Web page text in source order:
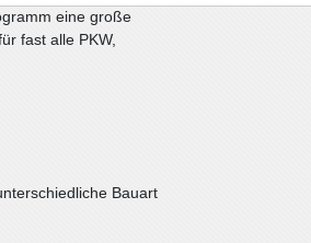
eine große
fast alle PKW,
Bauart